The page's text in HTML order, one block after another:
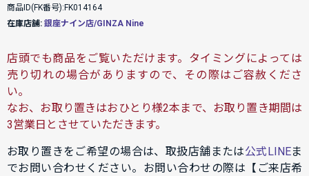
商品ID(FK番号):FK014164
在庫店舗: 銀座ナイン店/GINZA Nine
店頭でも商品をご覧いただけます。タイミングによっては
売り切れの場合がありますので、その際はご容赦くださ
い。
なお、お取り置きはおひとり様2本まで、お取り置き期間は
3営業日とさせていただきます。
お取り置きをご希望の場合は、取扱店舗または公式LINEま
でお問い合わせください。お問い合わせの際は【ご来店希